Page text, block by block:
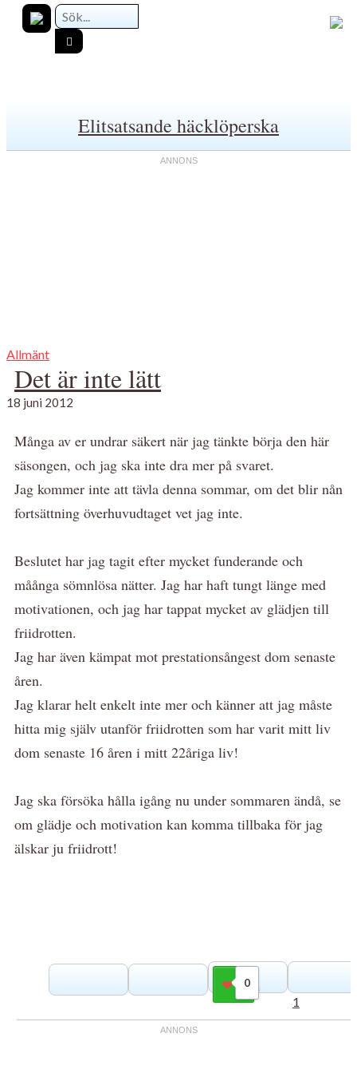
Elitsatsande häcklöperska
Allmänt
Det är inte lätt
18 juni 2012
Många av er undrar säkert när jag tänkte börja den här
säsongen, och jag ska inte dra mer på svaret.
Jag kommer inte att tävla denna sommar, om det blir nån
fortsättning överhuvudtaget vet jag inte.
Beslutet har jag tagit efter mycket funderande och
måånga sömnlösa nätter. Jag har haft tungt länge med
motivationen, och jag har tappat mycket av glädjen till
friidrotten.
Jag har även kämpat mot prestationsångest dom senaste
åren.
Jag klarar helt enkelt inte mer och känner att jag måste
hitta mig själv utanför friidrotten som har varit mitt liv
dom senaste 16 åren i mitt 22åriga liv!
Jag ska försöka hålla igång nu under sommaren ändå, se
om glädje och motivation kan komma tillbaka för jag
älskar ju friidrott!
0
Gilla
1